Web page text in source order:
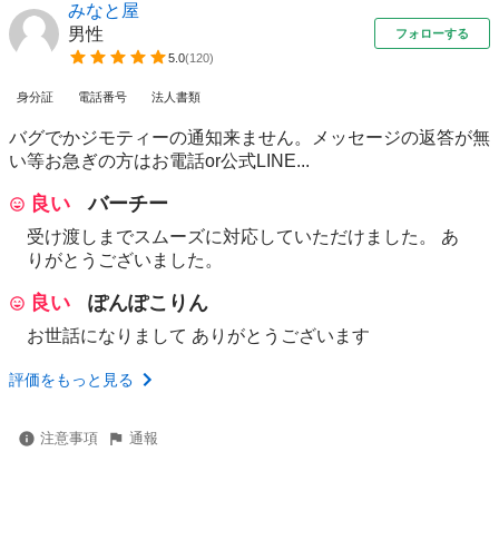
みなと屋
男性
5.0(120)
フォローする
身分証 電話番号 法人書類
バグでかジモティーの通知来ません。メッセージの返答が無
い等お急ぎの方はお電話or公式LINE...
良い バーチー
受け渡しまでスムーズに対応していただけました。 あ
りがとうございました。
良い ぽんぽこりん
お世話になりまして ありがとうございます
評価をもっと見る
注意事項 通報